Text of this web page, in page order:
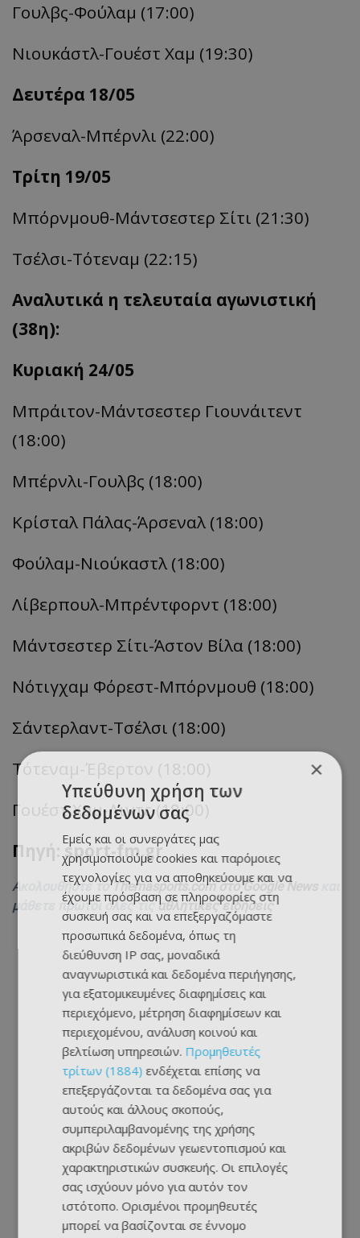
Γουλβς-Φούλαμ (17:00)
Νιουκάστλ-Γουέστ Χαμ (19:30)
Δευτέρα 18/05
Άρσεναλ-Μπέρνλι (22:00)
Τρίτη 19/05
Μπόρνμουθ-Μάντσεστερ Σίτι (21:30)
Τσέλσι-Τότεναμ (22:15)
Αναλυτικά η τελευταία αγωνιστική
(38η):
Κυριακή 24/05
Μπράιτον-Μάντσεστερ Γιουνάιτεντ
(18:00)
Μπέρνλι-Γουλβς (18:00)
Κρίσταλ Πάλας-Άρσεναλ (18:00)
Φούλαμ-Νιούκαστλ (18:00)
Λίβερπουλ-Μπρέντφορντ (18:00)
Μάντσεστερ Σίτι-Άστον Βίλα (18:00)
Νότιγχαμ Φόρεστ-Μπόρνμουθ (18:00)
Σάντερλαντ-Τσέλσι (18:00)
Τότεναμ-Έβερτον (18:00)
Γουέστ Χαμ-Λιντς (18:00)
Πηγή: sport-fm.gr
Ακολουθήστε τοThemasports.com στο Google News
μάθετε πρώτοι όλες τιςαθλητικές ειδήσεις
×
Υπεύθυνη χρήση των
δεδομένων σας
Εμείς και οι συνεργάτες μας
χρησιμοποιούμε cookies και παρόμοιες
τεχνολογίες για να αποθηκεύουμε και να
έχουμε πρόσβαση σε πληροφορίες στη
συσκευή σας και να επεξεργαζόμαστε
προσωπικά δεδομένα, όπως τη
διεύθυνση IP σας, μοναδικά
αναγνωριστικά και δεδομένα περιήγησης,
για εξατομικευμένες διαφημίσεις και
περιεχόμενο, μέτρηση διαφημίσεων και
περιεχομένου, ανάλυση κοινού και
βελτίωση υπηρεσιών. Προμηθευτές
τρίτων (1884) ενδέχεται επίσης να
επεξεργάζονται τα δεδομένα σας για
αυτούς και άλλους σκοπούς,
συμπεριλαμβανομένης της χρήσης
ακριβών δεδομένων γεωεντοπισμού και
χαρακτηριστικών συσκευής. Οι επιλογές
σας ισχύουν μόνο για αυτόν τον
ιστότοπο. Ορισμένοι προμηθευτές
μπορεί να βασίζονται σε έννομο